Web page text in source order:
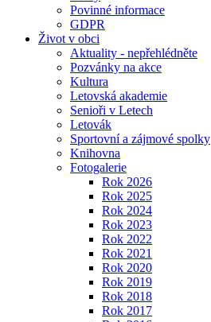
Povinné informace
GDPR
Život v obci
Aktuality - nepřehlédněte
Pozvánky na akce
Kultura
Letovská akademie
Senioři v Letech
Letovák
Sportovní a zájmové spolky
Knihovna
Fotogalerie
Rok 2026
Rok 2025
Rok 2024
Rok 2023
Rok 2022
Rok 2021
Rok 2020
Rok 2019
Rok 2018
Rok 2017